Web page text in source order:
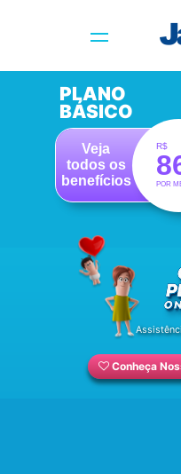
PLANO
BÁSICO
Veja
todos os
benefícios
R$
POR
Conheça